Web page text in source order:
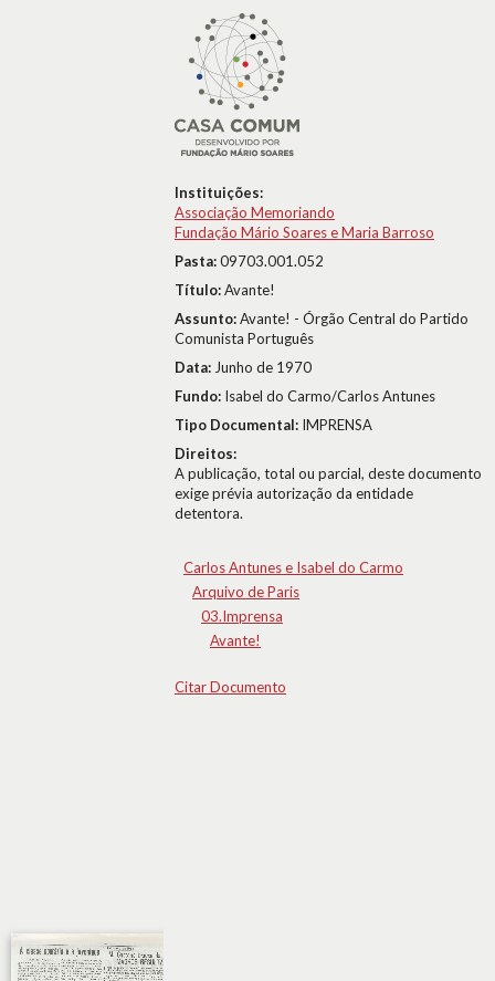
Instituições:
Associação Memoriando
Fundação Mário Soares e Maria Barroso
Pasta:09703.001.052
Título:Avante!
Assunto:Avante! - Órgão Central do Partido
Comunista Português
Data: Junho de 1970
Fundo: Isabel do Carmo/Carlos Antunes
Tipo Documental: IMPRENSA
Direitos:
A publicação, total ou parcial, deste documento
exige prévia autorização da entidade
detentora.
Carlos Antunes e Isabel do Carmo
Arquivo de Paris
03.Imprensa
Avante!
Citar Documento